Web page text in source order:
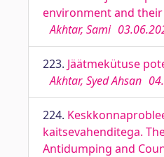
environment and
Akhtar, Sami
223. Jäätmekütuse
Akhtar, Syed Ahsan
224.
kaitsevahenditega.
Antidumping and